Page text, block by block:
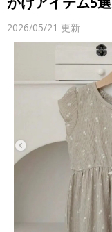
2026/05/21 更新